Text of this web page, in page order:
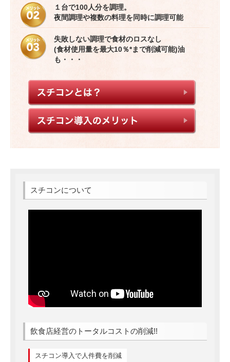
１台で100人分を調理。
夜間調理や複数の料理を同時に調理可能
失敗しない調理で食材のロスなし
(食材使用量を最大10％*まで削減可能)油
も・・・
スチコンについて
飲食店経営のトータルコストの削減!!
スチコン導入で人件費を削減